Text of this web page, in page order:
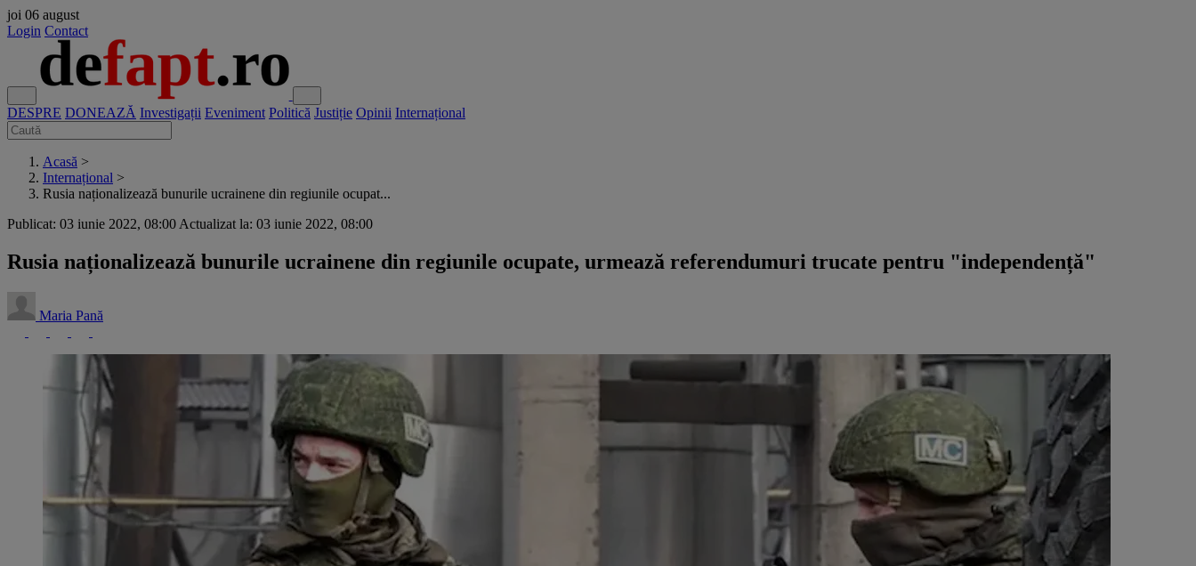
joi 06 august
Login Contact
DESPRE DONEAZĂ Investigații Eveniment Politică Justiție Opinii Internațional
Acasă >
Internațional >
Rusia naționalizează bunurile ucrainene din regiunile ocupat...
Publicat: 03 iunie 2022, 08:00 Actualizat la: 03 iunie 2022, 08:00
Rusia naționalizează bunurile ucrainene din regiunile ocupate, urmează referendumuri trucate pentru "independență"
Maria Pană